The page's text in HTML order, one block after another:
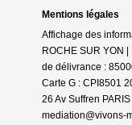
Mentions légales
Affichage des
ROCHE SUR YON
de délivrance :
Carte G : CPI8501
26 Av Suffren
mediation@vivons-